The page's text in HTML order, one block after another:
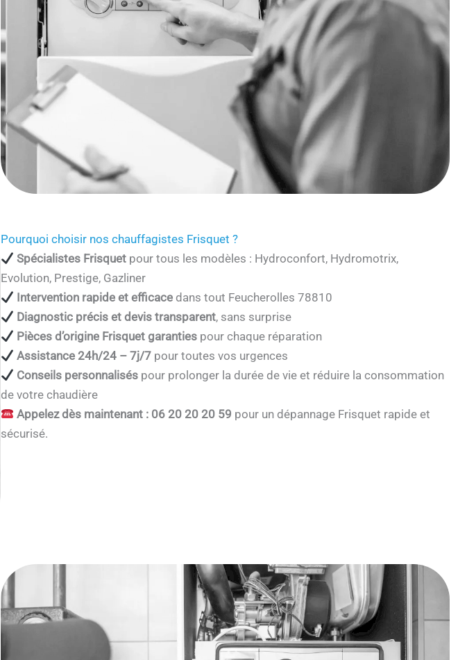
Pourquoi choisir nos chauffagistes Frisquet ?
Spécialistes Frisquet pour tous les modèles : Hydroconfort, Hydromotrix,
Evolution, Prestige, Gazliner
Intervention rapide et efficace dans tout Feucherolles 78810
Diagnostic précis et devis transparent, sans surprise
Pièces d’origine Frisquet garanties pour chaque réparation
Assistance 24h/24 – 7j/7 pour toutes vos urgences
Conseils personnalisés pour prolonger la durée de vie et réduire la consommation
de votre chaudière
Appelez dès maintenant : 06 20 20 20 59 pour un dépannage Frisquet rapide et
sécurisé.